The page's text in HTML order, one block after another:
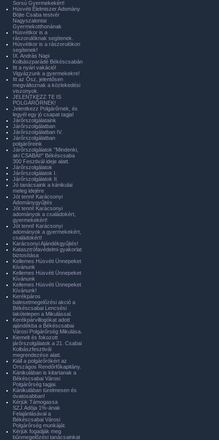
Sorsú Gyermekekért!
Húsvéti Élelmiszer Adomány
Böjte Csaba testvér
Nagyszalontai
Gyermekotthonának
Húsvétkor is a
rászorulóknak segítenek.
Húsvétkor is a rászorulókon
segítenek!
IX. András Napi
Kolbászparádé Békéscsabán
Itt a nyári vakáció!
Vigyázzunk a gyermekekre!
Itt az Ősz, jelentősen
megváltoznak a közlekedési
viszonyok.
JELENTKEZZ TE IS
POLGÁRŐRNEK!
Jelentkezz Polgárőrnek, és
legyél egy jó csapat tagja!
Járőrszolgálataink
Járőrszolgálatban
Járőrszolgálatban IV.
Járőrszolgálatban
polgárőreink
Járőrszolgálatok "Mindenki,
aki CSABAI!" Békéscsaba
300 Fesztivál ideje alatt.
Járőrszolgálatok
Járőrszolgálatok I.
Járőrszolgálatok II.
Jó tanácsaink a kánikulai
meleg idejére
Jót tenni! Karácsonyi
Adománygyűjtés
Jót tenni! Karácsonyi
adományok a családokért,
gyermekekért!
Jót tenni! Karácsonyi
adományok a gyermekekért,
családokért!
Karácsonyi Ajándékgyűjtés!
Katasztrófavédelmi gyakorlat
biztosítása
Kellemes Húsvéti Ünnepeket
Kívánunk
Kellemes Húsvéti Ünnepeket
Kívánunk
Kellemes Húsvéti Ünnepeket
Kívánunk!
Kerékpáros
balesetmegelőzési akció a
Békéscsabai Lencsési
lakótelepen a Mikulással.
Kerékpárvillogókat adott
ajándékba a Békéscsabai
Városi Polgárőrség Mikulása.
Kiemelt és fokozott
járőrszolgálatok a 21. Csabai
Kolbászfesztivál
megrendezése alatt.
Kiáll a polgárőrökért az
Országos Rendőrfőkapitány.
Kánikulában is kitartanak a
Békéscsabai Városi
Polgárőrség tagjai.
Kánikulában türelmesen és
óvatosabban!
Kérjük Támogassa
SZJ.Adója 1%-ának
Felajánlásával a
Békéscsabai Városi
Polgárőrség munkáját.
Kérjük fogadják meg
bűnmegelőzési tanácsainkat